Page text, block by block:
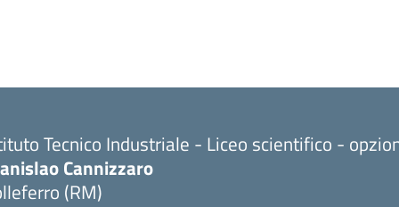
Tecnico Industriale - Liceo scientifico -
Cannizzaro
(RM)